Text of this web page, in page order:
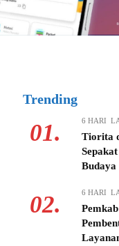
Trending
01. 6 HARI
Tiorita
02. 6 HARI